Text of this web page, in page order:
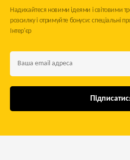
Надихайтеся новими ідеями і світовими
розсилку і отримуйте бонуси: спеціальні
Інтер'єр